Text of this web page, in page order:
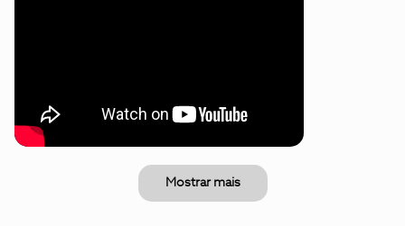
Mostrar mais